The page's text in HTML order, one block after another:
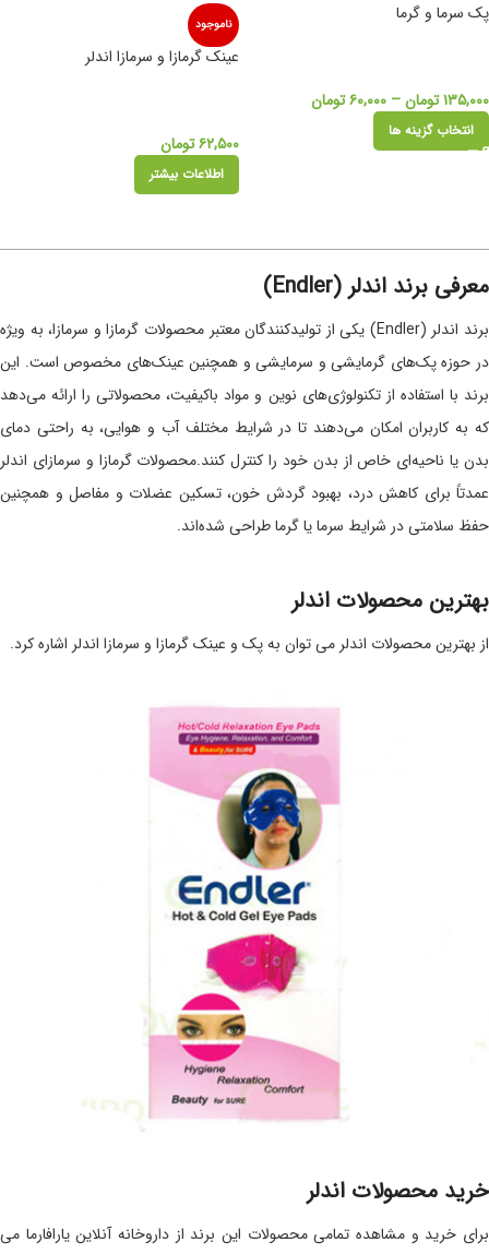
پک سرما و گرما
۱۳۵,۰۰۰تومان– ۶۰,۰۰۰تومان
انتخاب گزینه ها
ناموجود
عینک گرمازا و سرمازا اندلر
۶۲,۵۰۰تومان
اطلاعات بیشتر
معرفی برند اندلر (Endler)
برند اندلر (Endler) یکی از تولیدکنندگان معتبر محصولات گرمازا و سرمازا، به ویژه
در حوزه پک‌های گرمایشی و سرمایشی و همچنین عینک‌های مخصوص است. این
برند با استفاده از تکنولوژی‌های نوین و مواد باکیفیت، محصولاتی را ارائه می‌دهد
که به کاربران امکان می‌دهند تا در شرایط مختلف آب و هوایی، به راحتی دمای
بدن یا ناحیه‌ای خاص از بدن خود را کنترل کنند.محصولات گرمازا و سرمازای اندلر
عمدتاً برای کاهش درد، بهبود گردش خون، تسکین عضلات و مفاصل و همچنین
حفظ سلامتی در شرایط سرما یا گرما طراحی شده‌اند.
بهترین محصولات اندلر
از بهترین محصولات اندلر می توان به پک و عینک گرمازا و سرمازا اندلر اشاره کرد.
خرید محصولات اندلر
برای خرید و مشاهده تمامی محصولات این برند از داروخانه آنلاین یارافارما می